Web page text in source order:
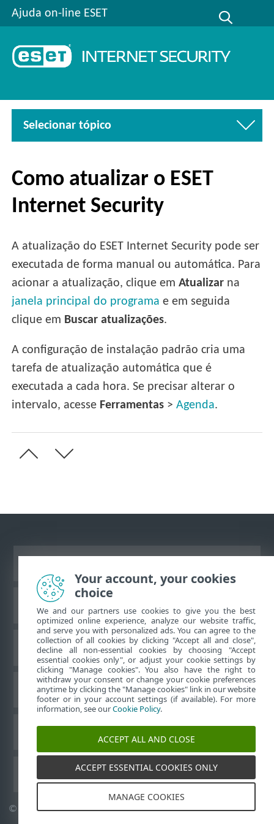
Ajuda on-line ESET
Selecionar tópico
Como atualizar o ESET
Internet Security
A atualização do ESET Internet Security pode ser
executada de forma manual ou automática. Para
acionar a atualização, clique emAtualizar na
janela principal do programa e em seguida
clique em Buscar atualizações.
A configuração de instalação padrão cria uma
tarefa de atualização automática que é
executada a cada hora. Se precisar alterar o
intervalo, acesse Ferramentas >Agenda.
Base de conhecimento da ESET
Fórum ESET
Suporte regional
Outros produtos ESET
© 1992-2026ESET, spol. s r.o. - Todos os direitos reservados.
Your account, your cookies
choice
We and our partners use cookies to give you the best
optimized online experience, analyze our website traffic,
and serve you with personalized ads. You can agree to the
collection of all cookies by clicking "Accept all and close",
decline all non-essential cookies by choosing "Accept
essential cookies only", or adjust your cookie settings by
clicking "Manage cookies". You also have the right to
withdraw your consent or change your cookie preferences
anytime by clicking the "Manage cookies" link in our website
footer or in your account settings (if available). For more
information, see ourCookie Policy.
ACCEPT ALL AND CLOSE
ACCEPT ESSENTIAL COOKIES ONLY
MANAGE COOKIES